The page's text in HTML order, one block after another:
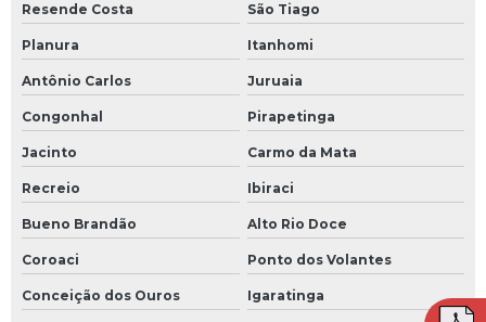
Resende Costa São Tiago
Planura Itanhomi
Antônio Carlos Juruaia
Congonhal Pirapetinga
Jacinto Carmo da Mata
Recreio Ibiraci
Bueno Brandão Alto Rio Doce
Coroaci Ponto dos Volantes
Conceição dos Ouros Igaratinga